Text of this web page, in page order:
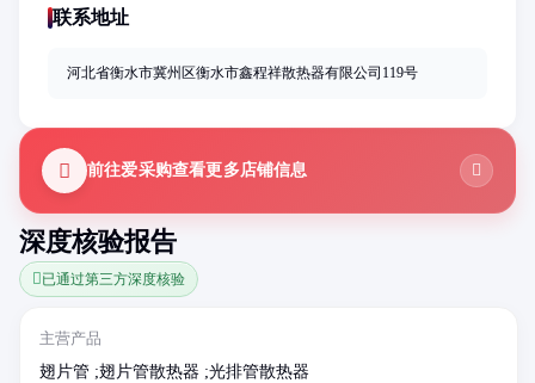
深度核验报告
已通过第三方深度核验
主营产品
翅片管 ;翅片管散热器 ;光排管散热器
联系地址
河北省衡水市冀州区衡水市鑫程祥散热器有限公司119号
前往爱采购查看更多店铺信息